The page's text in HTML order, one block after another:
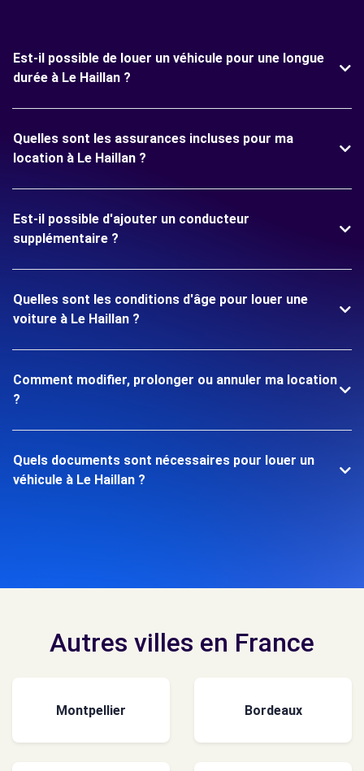
Est-il possible de louer un véhicule pour une longue
durée à Le Haillan ?
Quelles sont les assurances incluses pour ma
location à Le Haillan ?
Est-il possible d'ajouter un conducteur
supplémentaire ?
Quelles sont les conditions d'âge pour louer une
voiture à Le Haillan ?
Comment modifier, prolonger ou annuler ma location
?
Quels documents sont nécessaires pour louer un
véhicule à Le Haillan ?
Autres villes en France
Montpellier Bordeaux